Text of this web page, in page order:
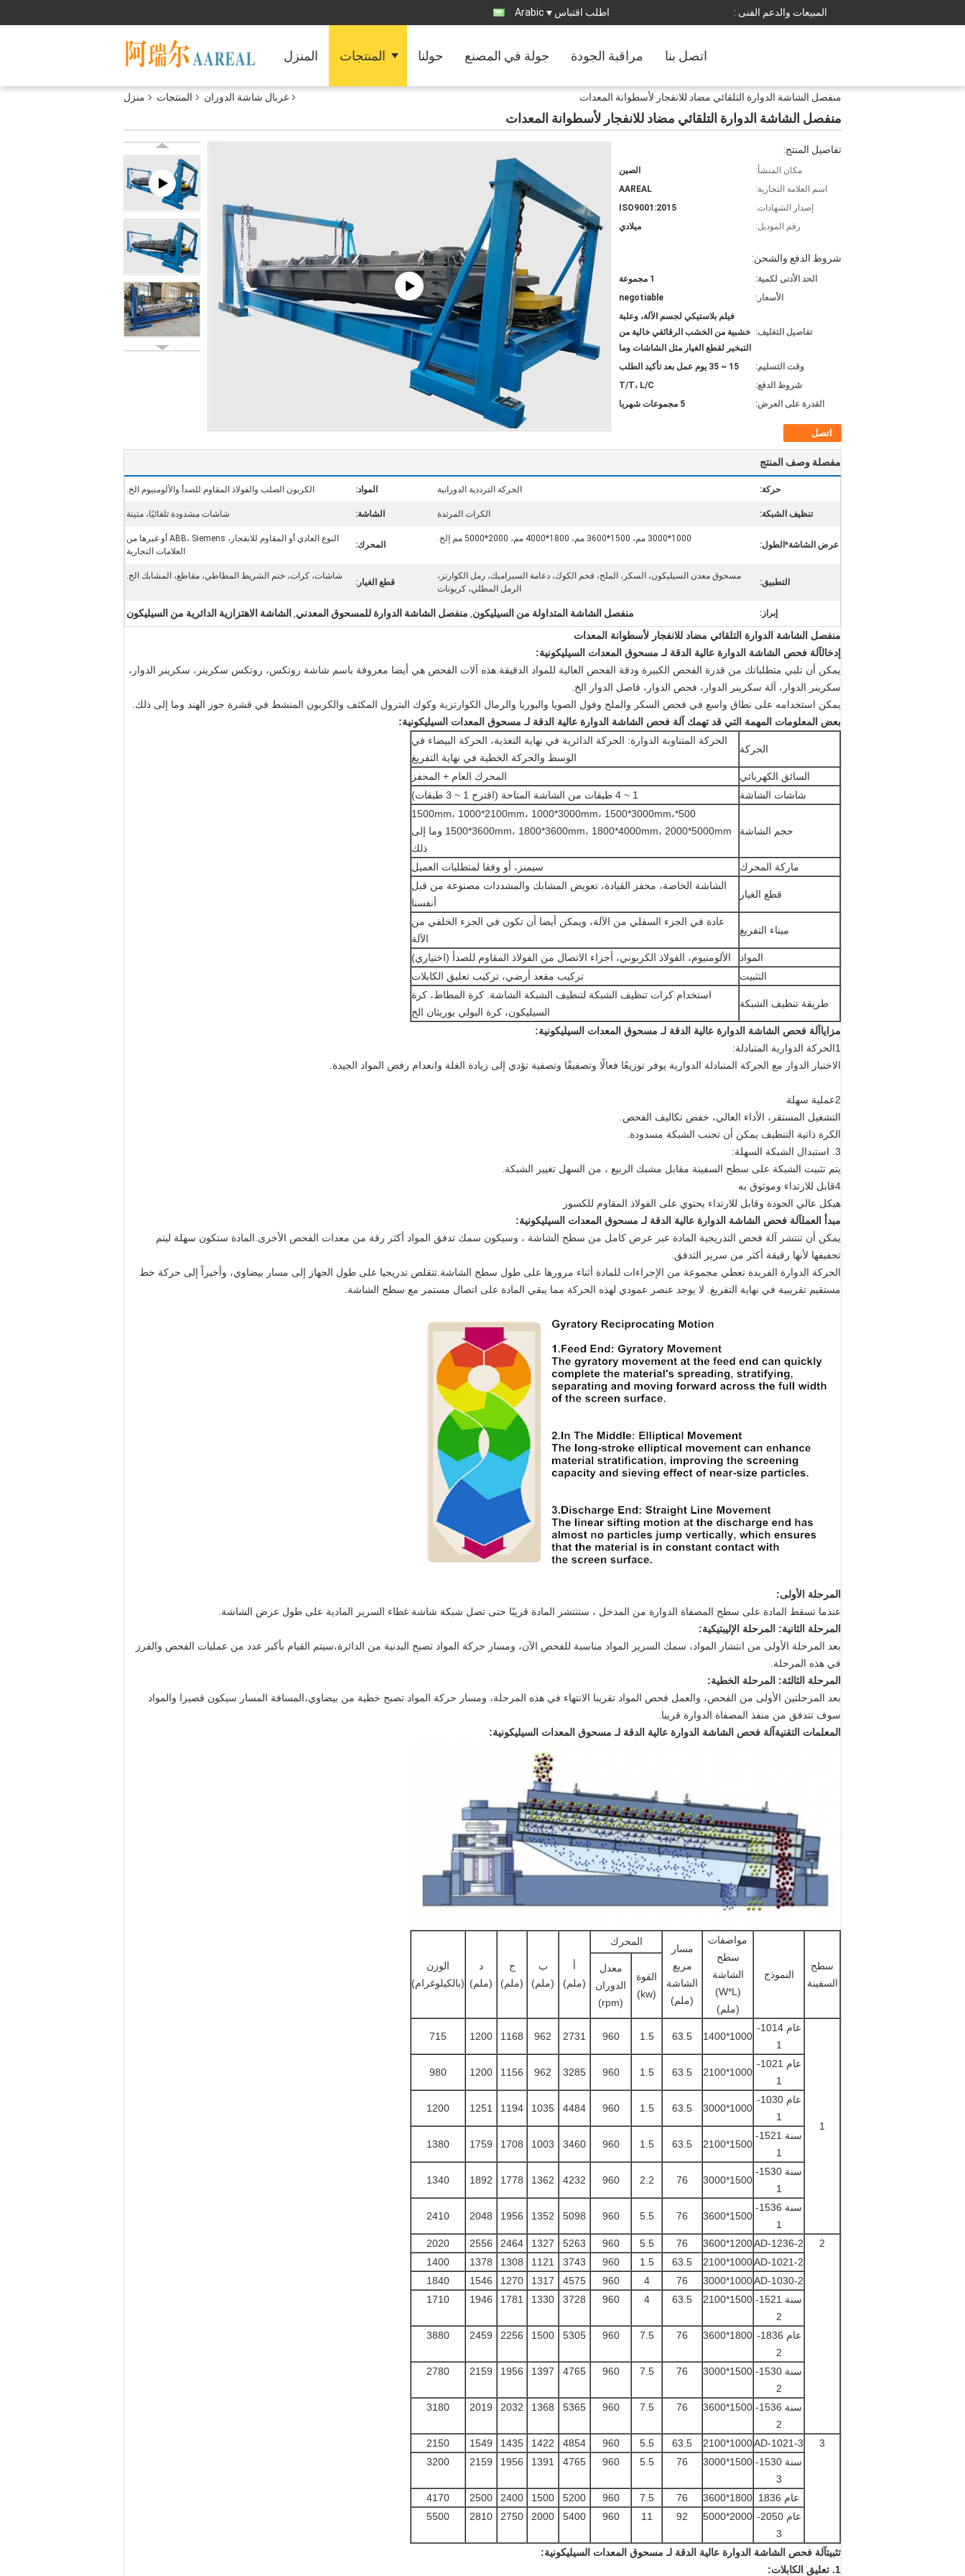
المبيعات والدعم الفنى : اطلب اقتباس Arabic
المنزل المنتجات حولنا جولة في المصنع مراقبة الجودة اتصل بنا
منزل المنتجات غربال شاشة الدوران منفصل الشاشة الدوارة التلقائي مضاد للانفجار لأسطوانة المعدات
منفصل الشاشة الدوارة التلقائي مضاد للانفجار لأسطوانة المعدات
تفاصيل المنتج:
مكان المنشأ:
الصين
اسم العلامة التجارية:
AAREAL
إصدار الشهادات:
ISO9001:2015
رقم الموديل:
ميلادي
شروط الدفع والشحن:
الحد الأدنى لكمية:
1 مجموعة
الأسعار:
negotiable
تفاصيل التغليف:
فيلم بلاستيكي لجسم الآلة، وعلبة
خشبية من الخشب الرقائقي خالية من
التبخير لقطع الغيار مثل الشاشات وما
وقت التسليم:
15 ~ 35 يوم عمل بعد تأكيد الطلب
شروط الدفع:
T/T، L/C
القدرة على العرض:
5 مجموعات شهريا
اتصل
مفصلة وصف المنتج
حركة: الحركة الترددية الدورانية المواد: الكربون الصلب والفولاذ المقاوم للصدأ والألومنيوم الخ.
تنظيف الشبكة: الكرات المرتدة الشاشة: شاشات مشدودة تلقائيًا، متينة
عرض الشاشة*الطول:
1000*3000 مم، 1500*3600 مم، 1800*4000 مم، 2000*5000 مم إلخ.
المحرك:
النوع العادي أو المقاوم للانفجار، ABB، Siemens أو غيرها من
العلامات التجارية
التطبيق:
مسحوق معدن السيليكون، السكر، الملح، فحم الكوك، دعامة السيراميك، رمل الكوارتز،
الرمل المطلي، كربونات
قطع الغيار:
شاشات، كرات، ختم الشريط المطاطي، مقاطع، المشابك الخ.
إبراز: منفصل الشاشة المتداولة من السيليكون, منفصل الشاشة الدوارة للمسحوق المعدني, الشاشة الاهتزازية الدائرية من السيليكون
منفصل الشاشة الدوارة التلقائي مضاد للانفجار لأسطوانة المعدات
إدخالآلة فحص الشاشة الدوارة عالية الدقة لـ مسحوق المعدات السيليكونية:
يمكن أن تلبي متطلباتك من قدرة الفحص الكبيرة ودقة الفحص العالية للمواد الدقيقة.هذه آلات الفحص هي أيضا معروفة باسم شاشة روتكس، روتكس سكرينر، سكرينر الدوار،
سكرينر الدوار، آلة سكرينر الدوار، فحص الدوار، فاصل الدوار الخ.
يمكن استخدامه على نطاق واسع في فحص السكر والملح وفول الصويا واليوريا والرمال الكوارتزية وكوك البترول المكثف والكربون المنشط في قشرة جوز الهند وما إلى ذلك.
بعض المعلومات المهمة التي قد تهمك آلة فحص الشاشة الدوارة عالية الدقة لـ مسحوق المعدات السيليكونية:
الحركة
الحركة المتناوبة الدوارة: الحركة الدائرية في نهاية التغذية، الحركة البيضاء في
الوسط والحركة الخطية في نهاية التفريغ
السائق الكهربائي
المحرك العام + المحفز
شاشات الشاشة
1 ~ 4 طبقات من الشاشة المتاحة (اقترح 1 ~ 3 طبقات)
حجم الشاشة
500*1500mm، 1000*2100mm، 1000*3000mm، 1500*3000mm،
1500*3600mm، 1800*3600mm، 1800*4000mm، 2000*5000mm وما إلى
ذلك
ماركة المحرك
سيمنز، أو وفقا لمتطلبات العميل
قطع الغيار
الشاشة الخاصة، محفز القيادة، تعويض المشابك والمشددات مصنوعة من قبل
أنفسنا
ميناء التفريغ
عادة في الجزء السفلي من الآلة، ويمكن أيضا أن تكون في الجزء الخلفي من
الآلة
المواد
الألومنيوم، الفولاذ الكربوني، أجزاء الاتصال من الفولاذ المقاوم للصدأ (اختياري)
التثبيت
تركيب مقعد أرضي، تركيب تعليق الكابلات
طريقة تنظيف الشبكة
استخدام كرات تنظيف الشبكة لتنظيف الشبكة الشاشة. كرة المطاط، كرة
السيليكون، كرة البولي يوريثان الخ
مزايا آلة فحص الشاشة الدوارة عالية الدقة لـ مسحوق المعدات السيليكونية:
1الحركة الدوارية المتبادلة:
الاختبار الدوار مع الحركة المتبادلة الدوارية يوفر توزيعًا فعالًا وتصفيفًا وتصفية تؤدي إلى زيادة الغلة وانعدام رفض المواد الجيدة.
2عملية سهلة
التشغيل المستقر، الأداء العالي، خفض تكاليف الفحص.
الكرة ذاتية التنظيف يمكن أن تجنب الشبكة مسدودة.
3. استبدال الشبكة السهلة:
يتم تثبيت الشبكة على سطح السفينة مقابل مشبك الربيع ، من السهل تغيير الشبكة.
4قابل للارتداء وموثوق به
هيكل عالي الجودة وقابل للارتداء يحتوي على الفولاذ المقاوم للكسور
مبدأ العملآلة فحص الشاشة الدوارة عالية الدقة لـ مسحوق المعدات السيليكونية:
يمكن أن تنتشر آلة فحص التدريجية المادة عبر عرض كامل من سطح الشاشة ، وسيكون سمك تدفق المواد أكثر رقة من معدات الفحص الأخرى.المادة ستكون سهلة ليتم
تجفيفها لأنها رقيقة أكثر من سرير التدفق.
الحركة الدوارة الفريدة تعطي مجموعة من الإجراءات للمادة أثناء مرورها على طول سطح الشاشة.تتقلص تدريجيا على طول الجهاز إلى مسار بيضاوي، وأخيراً إلى حركة خط
مستقيم تقريبية في نهاية التفريغ. لا يوجد عنصر عمودي لهذه الحركة مما يبقي المادة على اتصال مستمر مع سطح الشاشة.
المرحلة الأولى:
عندما تسقط المادة على سطح المصفاة الدوارة من المدخل ، ستنتشر المادة قريبًا حتى تصل شبكة شاشة غطاء السرير المادية على طول عرض الشاشة.
المرحلة الثانية: المرحلة الإليبتيكية:
بعد المرحلة الأولى من انتشار المواد، سمك السرير المواد مناسبة للفحص الآن، ومسار حركة المواد تصبح البدنية من الدائرة،سيتم القيام بأكبر عدد من عمليات الفحص والفرز
في هذه المرحلة.
المرحلة الثالثة: المرحلة الخطية:
بعد المرحلتين الأولى من الفحص، والعمل فحص المواد تقريبا الانتهاء في هذه المرحلة، ومسار حركة المواد تصبح خطية من بيضاوي،المسافة المسار سيكون قصيرا والمواد
سوف تتدفق من منفذ المصفاة الدوارة قريبا.
المعلمات التقنية آلة فحص الشاشة الدوارة عالية الدقة لـ مسحوق المعدات السيليكونية:
سطح
السفينة
النموذج
مواصفات
سطح
الشاشة
(W*L)
(ملم)
مسار
مربع
الشاشة
(ملم)
المحرك
أ
(ملم)
ب
(ملم)
ج
(ملم)
د
(ملم)
الوزن
(بالكيلوغرام)
القوة
(kw)
معدل
الدوران
(rpm)
1
عام 1014
-
1
1000*1400
63.5
1.5
960
2731
962
1168
1200
715
عام 1021
-
1
1000*2100
63.5
1.5
960
3285
962
1156
1200
980
عام 1030
-
1
1000*3000
63.5
1.5
960
4484
1035
1194
1251
1200
سنة 1521
-
1
1500*2100
63.5
1.5
960
3460
1003
1708
1759
1380
سنة 1530
-
1
1500*3000
76
2.2
960
4232
1362
1778
1892
1340
سنة 1536-
1
1500*3600
76
5.5
960
5098
1352
1956
2048
2410
2
AD-1236-2
1200*3600
76
5.5
960
5263
1327
2464
2556
2020
AD-1021-2
1000*2100
63.5
1.5
960
3743
1121
1308
1378
1400
AD-1030-2
1000*3000
76
4
960
4575
1317
1270
1546
1840
سنة 1521-
2
1500*2100
63.5
4
960
3728
1330
1781
1946
1710
عام 1836-
2
1800*3600
76
7.5
960
5305
1500
2256
2459
3880
سنة 1530-
2
1500*3000
76
7.5
960
4765
1397
1956
2159
2780
سنة 1536-
2
1500*3600
76
7.5
960
5365
1368
2032
2019
3180
3
AD-1021-3
1000*2100
63.5
5.5
960
4854
1422
1435
1549
2150
سنة 1530-
3
1500*3000
76
5.5
960
4765
1391
1956
2159
3200
عام 1836 1800*3600
76
7.5
960
5200
1500
2400
2500
4170
عام 2050-
3
2000*5000
92
11
960
5400
2000
2750
2810
5500
تثبيتآلة فحص الشاشة الدوارة عالية الدقة لـ مسحوق المعدات السيليكونية:
1. تعليق الكابلات: